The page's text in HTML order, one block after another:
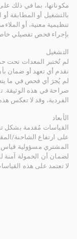
مكوناتها، بما في ذلك
بالتشغيل أو المطابقة
تنظيمية معنية، أو
بإجراء فحص تفصيلي
التشغيل
لم تُختبر المعدات تحت
نقدم أي تعهد أو ضمان
لم يُجرَ أي فحص في ما
صراحة في هذه الوثيقة.
الفردية، وقد لا تعكس
الأبعاد
القياسات مُقدمة بشكل
على ارتفاع الشاحنة/
المشتري مسؤولية قياس
لضمان أن الحمولة
لا تعتمد على هذه